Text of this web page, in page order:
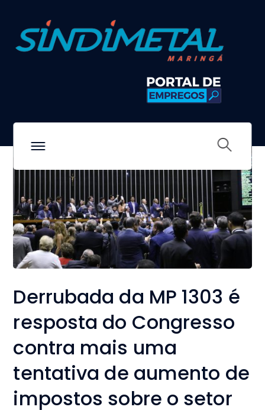
Derrubada da MP 1303 é
resposta do Congresso
contra mais uma
tentativa de aumento de
impostos sobre o setor